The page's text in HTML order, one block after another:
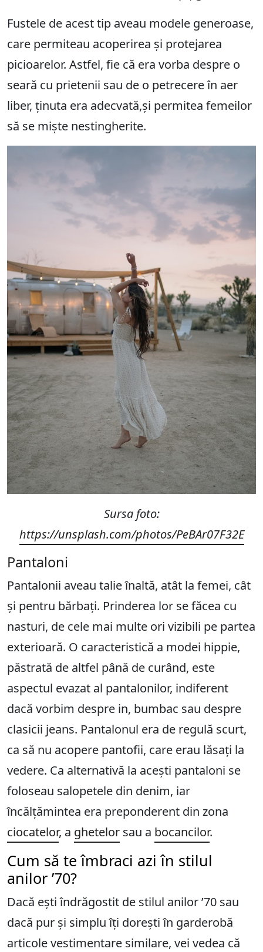
Fustele de acest tip aveau modele generoase,
care permiteau acoperirea și protejarea
picioarelor. Astfel, fie că era vorba despre o
seară cu prietenii sau de o petrecere în aer
liber, ținuta era adecvată,și permitea femeilor
să se miște nestingherite.
Sursa foto:
https://unsplash.com/photos/PeBAr07F32E
Pantaloni
Pantalonii aveau talie înaltă, atât la femei, cât
și pentru bărbați. Prinderea lor se făcea cu
nasturi, de cele mai multe ori vizibili pe partea
exterioară. O caracteristică a modei hippie,
păstrată de altfel până de curând, este
aspectul evazat al pantalonilor, indiferent
dacă vorbim despre in, bumbac sau despre
clasicii jeans. Pantalonul era de regulă scurt,
ca să nu acopere pantofii, care erau lăsați la
vedere. Ca alternativă la acești pantaloni se
foloseau salopetele din denim, iar
încălțămintea era preponderent din zona
ciocatelor, a ghetelor sau a bocancilor.
Cum să te îmbraci azi în stilul
anilor ’70?
Dacă ești îndrăgostit de stilul anilor ’70 sau
dacă pur și simplu îți dorești în garderobă
articole vestimentare similare, vei vedea că